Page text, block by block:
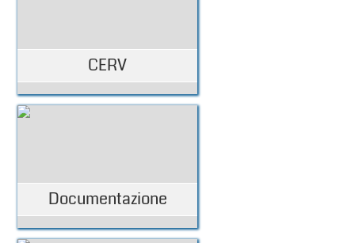
CERV
Documentazione